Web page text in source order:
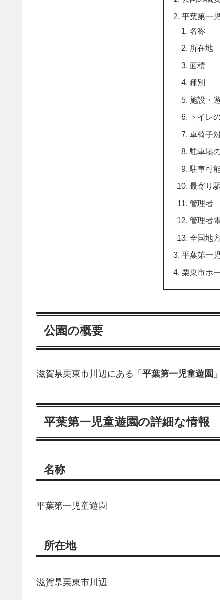
平葉第一
名称
所在地
面積
種別
施設・
トイレ
車椅子
駐車場
駐車可
最寄り
管理者
管理者
全国地
平葉第一
栗東市ホ
公園の概要
滋賀県栗東市川辺にある「 平葉第一児童遊園
平葉第一児童遊園の詳細な情報
名称
平葉第一児童遊園
所在地
滋賀県栗東市川辺